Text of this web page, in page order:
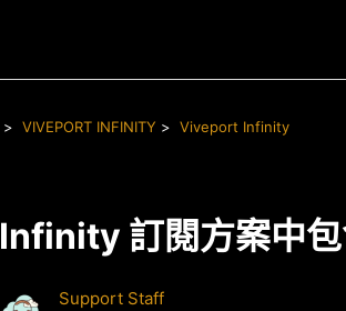
VIVEPORT INFINITY Viveport Infinity
Infinity 訂閱方案中包
Support Staff